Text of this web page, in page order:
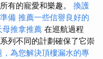
有的寵愛和樂趣。 換護
備 推薦一些信譽良好的
母推拿推薦 在巡航過程
列不同的計劃確保了它崇
為您解決頂樓漏水的專